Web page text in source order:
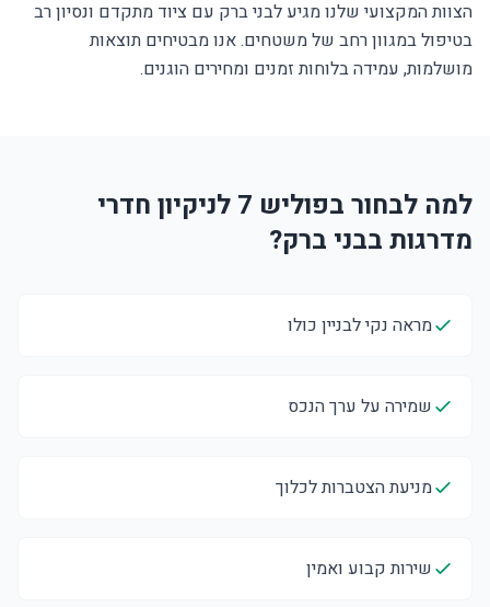
הצוות המקצועי שלנו מגיע לבני ברק עם ציוד מתקדם ונסיון רב
בטיפול במגוון רחב של משטחים. אנו מבטיחים תוצאות
מושלמות, עמידה בלוחות זמנים ומחירים הוגנים.
למה לבחור בפוליש 7 לניקיון חדרי
מדרגות בבני ברק?
מראה נקי לבניין כולו
שמירה על ערך הנכס
מניעת הצטברות לכלוך
שירות קבוע ואמין